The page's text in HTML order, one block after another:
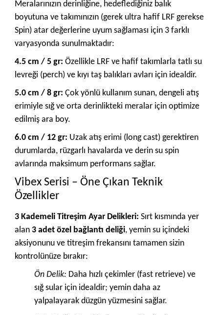
Meralarınızın derinliğine, hedeflediğiniz balık
boyutuna ve takımınızın (gerek ultra hafif LRF gerekse
Spin) atar değerlerine uyum sağlaması için 3 farklı
varyasyonda sunulmaktadır:
4.5 cm / 5 gr: Özellikle LRF ve hafif takımlarla tatlı su
levreği (perch) ve kıyı taş balıkları avları için idealdir.
5.0 cm / 8 gr: Çok yönlü kullanım sunan, dengeli atış
erimiyle sığ ve orta derinlikteki meralar için optimize
edilmiş ara boy.
6.0 cm / 12 gr: Uzak atış erimi (long cast) gerektiren
durumlarda, rüzgarlı havalarda ve derin su spin
avlarında maksimum performans sağlar.
Vibex Serisi – Öne Çıkan Teknik
Özellikler
3 Kademeli Titreşim Ayar Delikleri: Sırt kısmında yer
alan 3 adet özel bağlantı deliği, yemin su içindeki
aksiyonunu ve titreşim frekansını tamamen sizin
kontrolünüze bırakır:
Ön Delik: Daha hızlı çekimler (fast retrieve) ve
sığ sular için idealdir; yemin daha az
yalpalayarak düzgün yüzmesini sağlar.